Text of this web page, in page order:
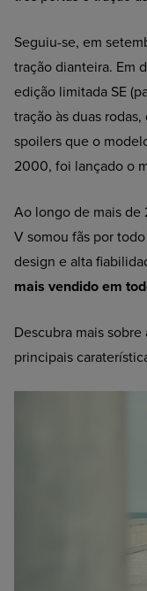
Seguiu-se, em
tração dianteira. Em
edição limitada SE
tração às duas
spoilers que o
2000, foi lançado o
Ao longo de mais de
V somou fãs por
design e alta
mais vendido em
Descubra mais
principais